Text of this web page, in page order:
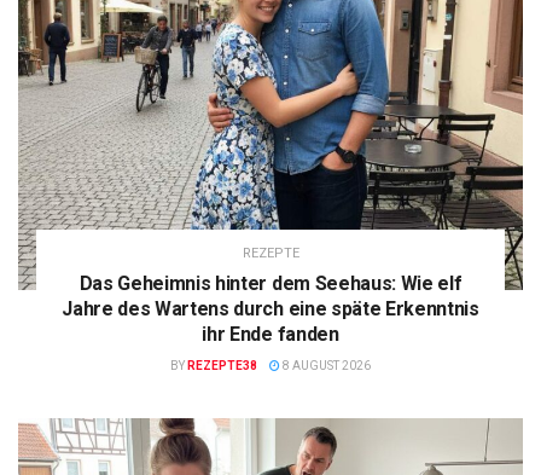
REZEPTE
Das Geheimnis hinter dem Seehaus: Wie elf
Jahre des Wartens durch eine späte Erkenntnis
ihr Ende fanden
BY REZEPTE38 8 AUGUST 2026